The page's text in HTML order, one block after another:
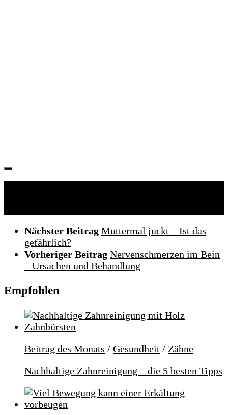
Nächster Beitrag Muttermal juckt – Ist das
gefährlich?
Vorheriger Beitrag Nervenschmerzen im Bein
– Ursachen und Behandlung
Empfohlen
Beitrag des Monats / Gesundheit / Zähne
Nachhaltige Zahnreinigung – die 5 besten Tipps